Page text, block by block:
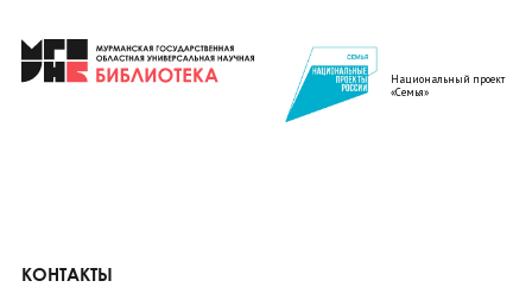
Национальный проект
«Семья»
КОНТАКТЫ